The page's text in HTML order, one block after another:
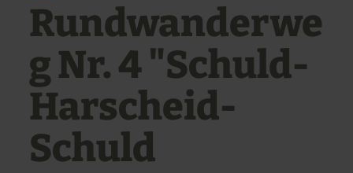
Rundwanderwe
g Nr. 4 "Schuld-
Harscheid-
Schuld